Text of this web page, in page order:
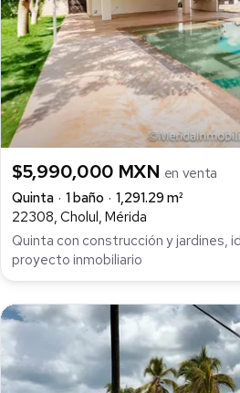
$5,990,000 MXN en venta
Quinta
1 baño
1,291.29 m²
22308, Cholul, Mérida
Quinta con construcción y jardines,
proyecto inmobiliario